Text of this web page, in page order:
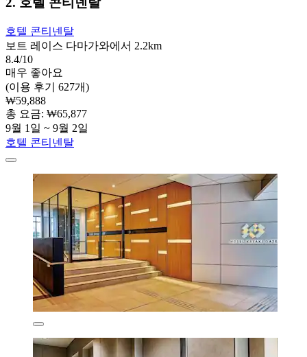
호텔 콘티넨탈
보트 레이스 다마가와에서 2.2km
8.4/10
매우 좋아요
(이용 후기 627개)
₩59,888
총 요금: ₩65,877
9월 1일 ~ 9월 2일
호텔 콘티넨탈